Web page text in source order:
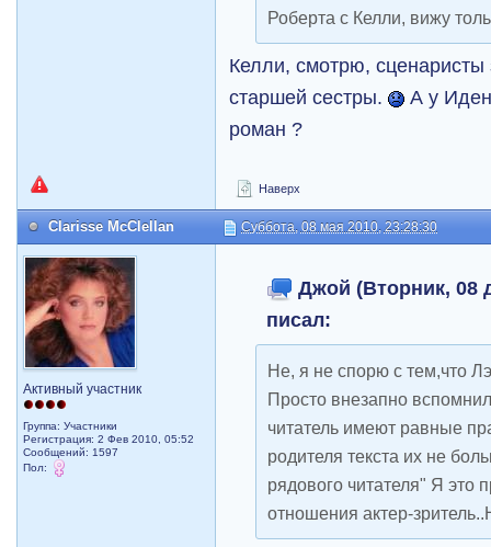
Роберта с Келли, вижу
Келли, смотрю, сценаристы
старшей сестры.
А у
роман ?
Наверх
Clarisse McClellan Суббота, 08 мая 2010, 23:28:30
Активный участник
Группа: Участники
Регистрация: 2 Фев 2010, 05:52
Сообщений: 1597
Пол:
Джой (Вторник, 08
писал:
Не, я не спорю с тем,что
Просто внезапно
читатель имеют равные
родителя текста их не
рядового читателя" Я это
отношения актер-